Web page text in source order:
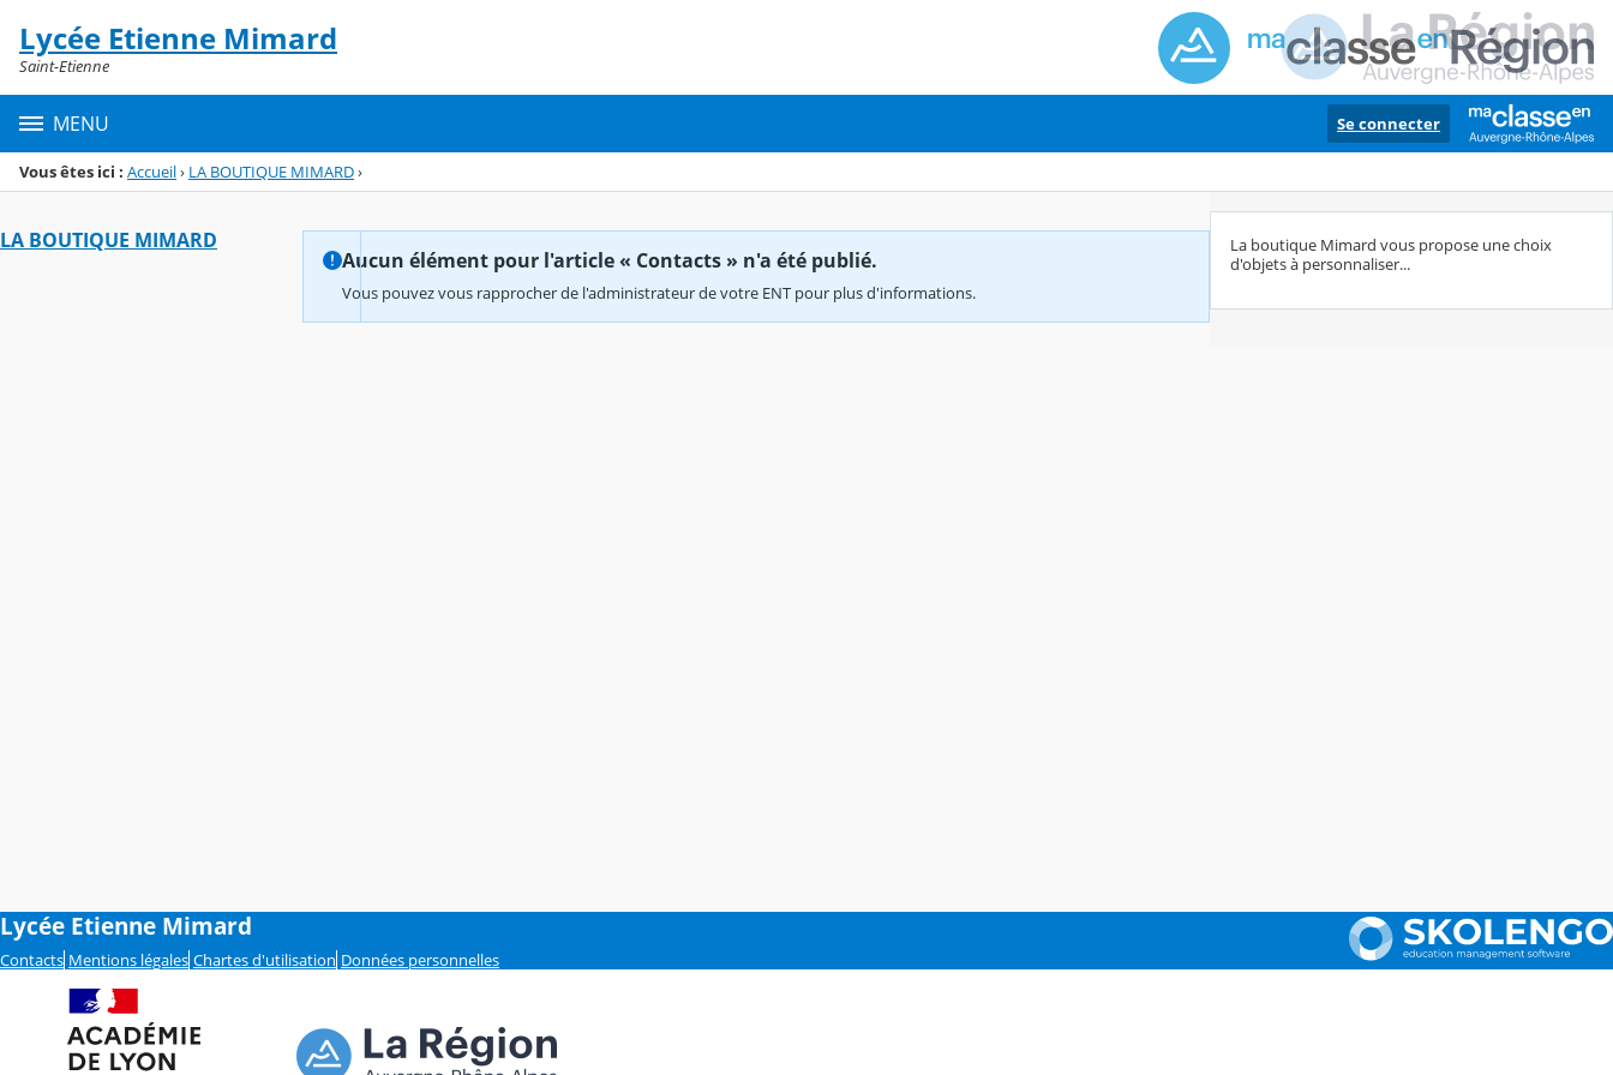
Menu de la rubrique
Contenu
Lycée Etienne Mimard
Saint-Etienne
MENU Se connecter
Vous êtes ici : Accueil› LA BOUTIQUE MIMARD›
LA BOUTIQUE MIMARD
Aucun élément pour l'article « Contacts » n'a été publié.
Vous pouvez vous rapprocher de l'administrateur de votre ENT pour plus d'informations.
La boutique Mimard vous propose une choix
d'objets à personnaliser...
Lycée Etienne Mimard
Contacts Mentions légales Chartes d'utilisation Données personnelles